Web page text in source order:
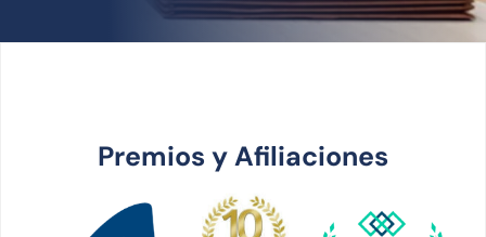
Premios y Afiliaciones